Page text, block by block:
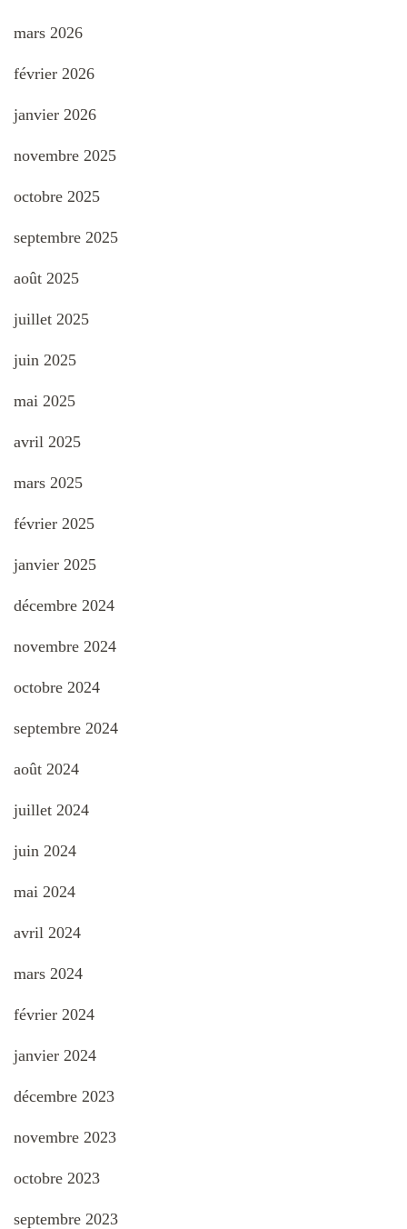
mars 2026
février 2026
janvier 2026
novembre 2025
octobre 2025
septembre 2025
août 2025
juillet 2025
juin 2025
mai 2025
avril 2025
mars 2025
février 2025
janvier 2025
décembre 2024
novembre 2024
octobre 2024
septembre 2024
août 2024
juillet 2024
juin 2024
mai 2024
avril 2024
mars 2024
février 2024
janvier 2024
décembre 2023
novembre 2023
octobre 2023
septembre 2023